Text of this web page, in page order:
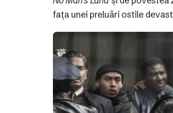
fața unei preluări ostile